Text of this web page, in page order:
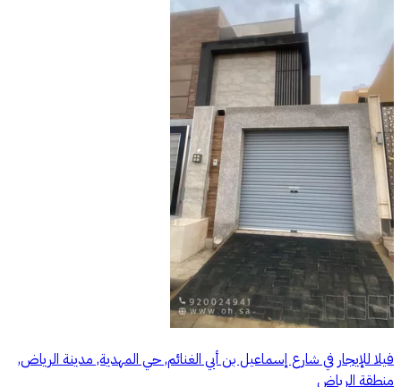
فيلا للإيجار في شارع إسماعيل بن أبي الغنائم, حي المهدية, مدينة الرياض,
منطقة الرياض